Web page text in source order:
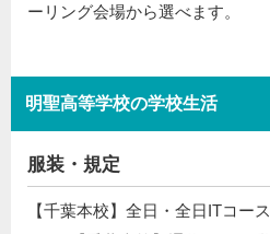
ーリング会場から選べます。
明聖高等学校の学校生活
服装・規定
【千葉本校】全日・全日ITコー